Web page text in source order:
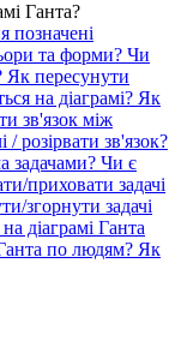
Ганта?
позначені
та форми? Чи
Як пересунути
на діаграмі? Як
зв'язок між
/ розірвати зв'язок?
задачами? Чи є
приховати задачі
згорнути задачі
діаграмі Ганта
по людям? Як